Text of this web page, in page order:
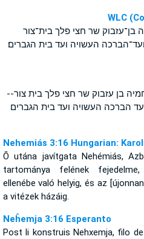
WLC
בן־עזבוק שר חצי פלך בית־צור
העשויה ועד בית הגברים׃
בן עזבוק שר חצי פלך בית צור--
הברכה העשויה ועד בית הגברים
Nehemiás 3:16 Hungarian:
Õ utána javítgata Nehémiás,
tartománya felének
ellenébe való helyig, és az
a vitézek házáig.
Neĥemja 3:16 Esperanto
Post li konstruis Nehxemja, filo